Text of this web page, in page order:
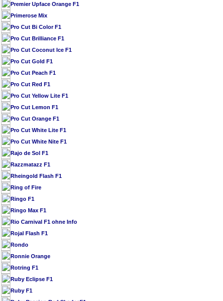
Premier Upface Orange F1
Primerose Mix
Pro Cut Bi Color F1
Pro Cut Brilliance F1
Pro Cut Coconut Ice F1
Pro Cut Gold F1
Pro Cut Peach F1
Pro Cut Red F1
Pro Cut Yellow Lite F1
Pro Cut Lemon F1
Pro Cut Orange F1
Pro Cut White Lite F1
Pro Cut White Nite F1
Rajo de Sol F1
Razzmatazz F1
Rheingold Flash F1
Ring of Fire
Ringo F1
Ringo Max F1
Rio Carnival F1 ohne Info
Rojal Flash F1
Rondo
Ronnie Orange
Rotring F1
Ruby Eclipse F1
Ruby F1